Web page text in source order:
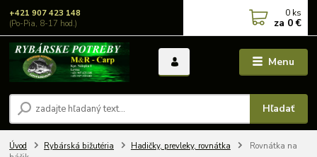
Menu
Hľadať
+421 907 423 148
(Po-Pia, 8-17 hod.)
0 ks
za 0 €
Úvod Rybárská bižutéria Hadičky, prevleky, rovnátka
Rovnátka na